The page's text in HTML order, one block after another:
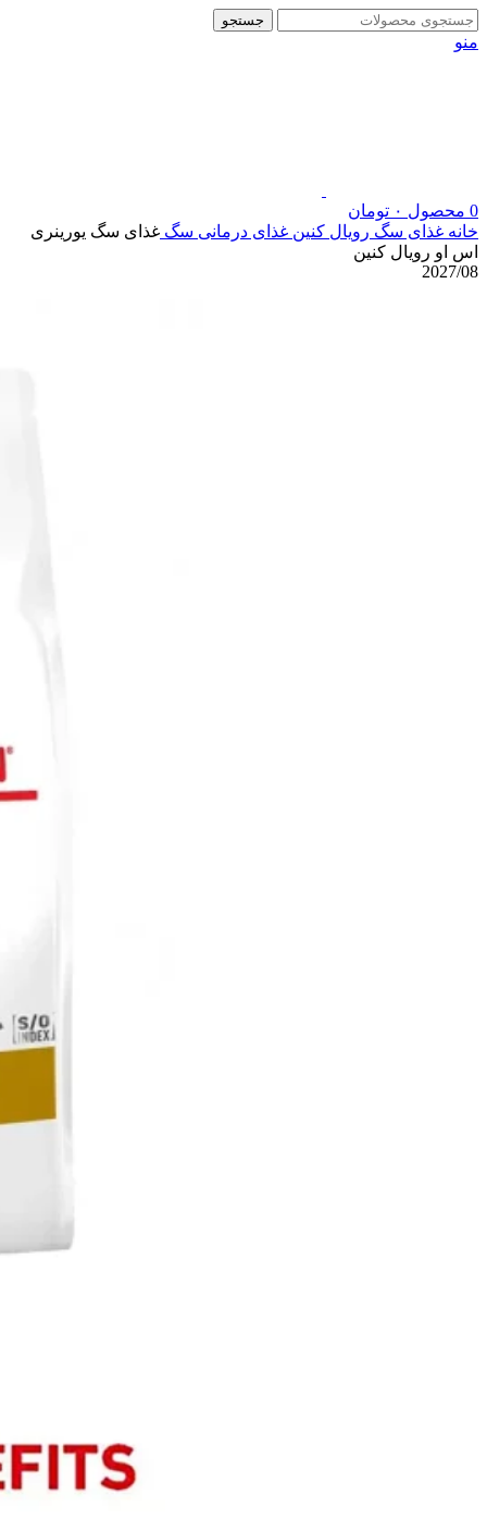
جستجو
منو
0 محصول ۰ تومان
خانه غذای سگ رویال کنین غذای درمانی سگ غذای سگ یورینری
اس او رویال کنین
2027/08